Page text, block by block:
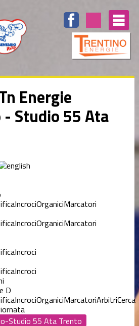
Energie
Studio 55 Ata
IncrociOrganiciMarcatori
IncrociOrganiciMarcatori
Incroci
Incroci
D
IncrociOrganiciMarcatoriArbitriCerca